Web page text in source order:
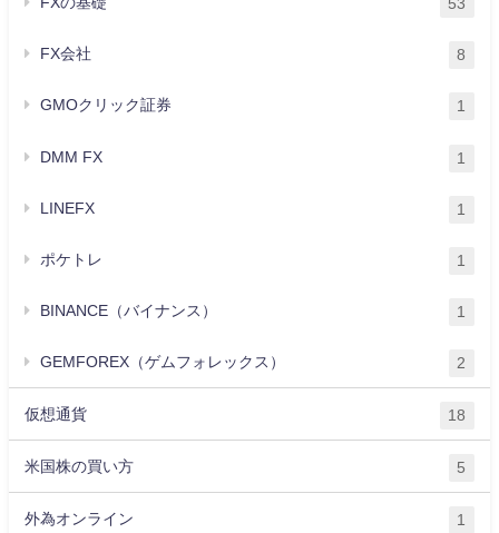
53
FX会社 8
GMOクリック証券 1
DMM FX 1
LINEFX 1
ポケトレ 1
BINANCE（バイナンス） 1
GEMFOREX（ゲムフォレックス） 2
仮想通貨 18
米国株の買い方 5
外為オンライン 1